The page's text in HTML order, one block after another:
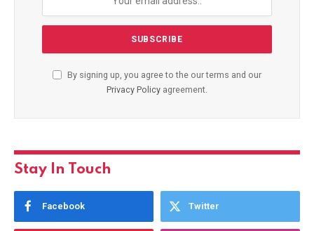
By signing up, you agree to the our terms and our
Privacy Policy agreement.
Stay In Touch
Facebook Twitter